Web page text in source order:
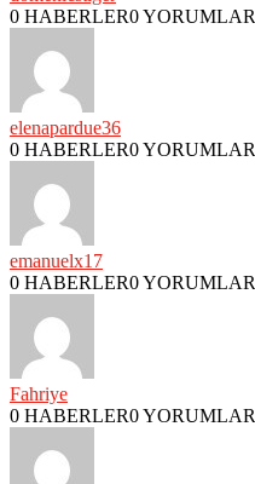
0 HABERLER0 YORUMLAR
elenapardue36
0 HABERLER0 YORUMLAR
emanuelx17
0 HABERLER0 YORUMLAR
Fahriye
0 HABERLER0 YORUMLAR